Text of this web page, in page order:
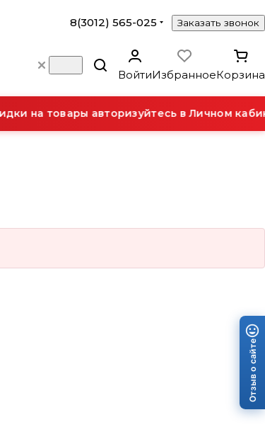
8(3012) 565-025 Заказать звонок
ВойтиИзбранноеКорзина
на товары авторизуйтесь в Личном
Отзыв о сайте